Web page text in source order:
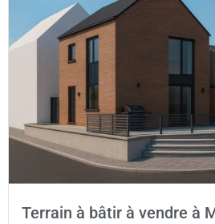
Terrain à bâtir à vendre à